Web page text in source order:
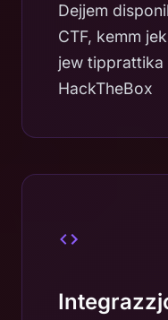
Dejjem
CTF, kemm
jew
HackTheBox